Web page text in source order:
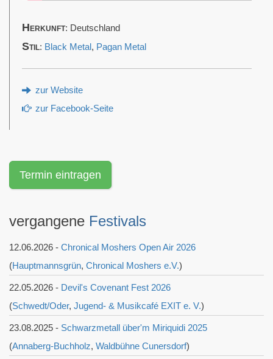
Herkunft: Deutschland
Stil: Black Metal , Pagan Metal
zur Website
zur Facebook-Seite
Termin eintragen
vergangene Festivals
12.06.2026 - Chronical Moshers Open Air 2026
(Hauptmannsgrün, Chronical Moshers e.V.)
22.05.2026 - Devil's Covenant Fest 2026
(Schwedt/Oder, Jugend- & Musikcafé EXIT e. V.)
23.08.2025 - Schwarzmetall über'm Miriquidi 2025
(Annaberg-Buchholz, Waldbühne Cunersdorf)